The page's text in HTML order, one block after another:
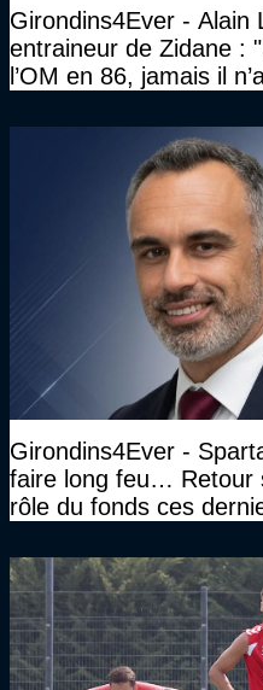
Girondins4Ever - Alain
entraineur de Zidane :
l’OM en 86, jamais il
Girondins4Ever -
faire long feu… Retour
rôle du fonds ces